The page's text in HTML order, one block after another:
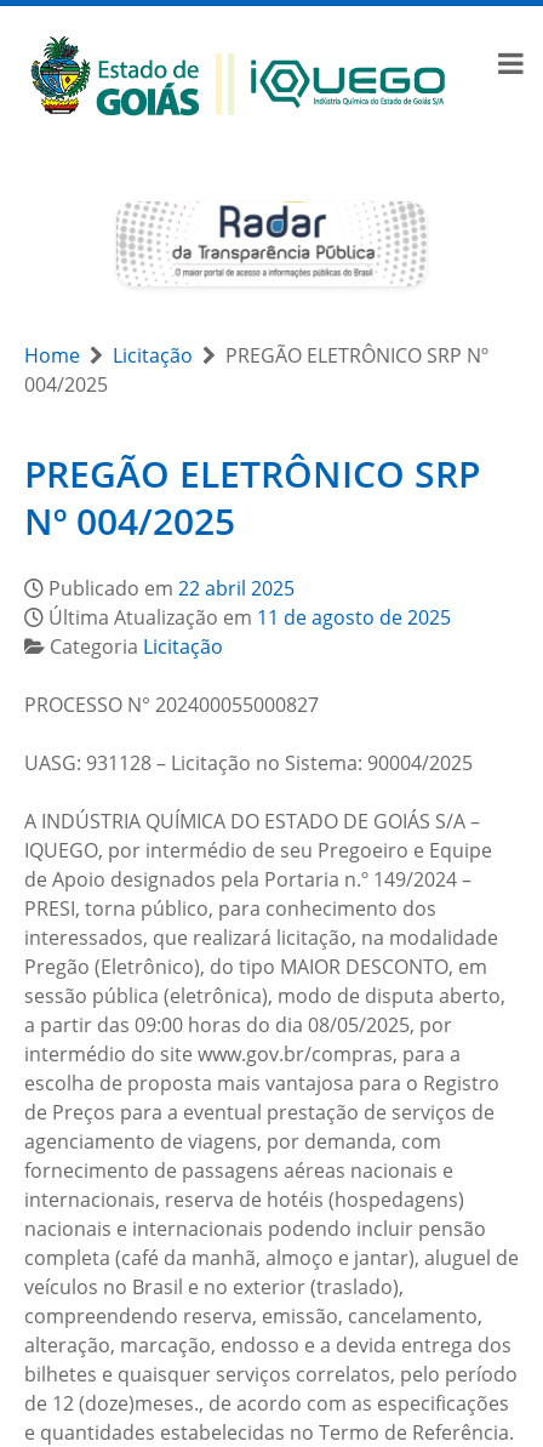
Home Licitação
PREGÃO ELETRÔNICO SRP Nº
004/2025
PREGÃO ELETRÔNICO SRP
Nº 004/2025
Publicado em 22 abril 2025
Última Atualização em 11 de agosto de 2025
Categoria Licitação
PROCESSO N° 202400055000827
UASG: 931128 – Licitação no Sistema: 90004/2025
A INDÚSTRIA QUÍMICA DO ESTADO DE GOIÁS S/A –
IQUEGO, por intermédio de seu Pregoeiro e Equipe
de Apoio designados pela Portaria n.º 149/2024 –
PRESI, torna público, para conhecimento dos
interessados, que realizará licitação, na modalidade
Pregão (Eletrônico), do tipo MAIOR DESCONTO, em
sessão pública (eletrônica), modo de disputa aberto,
a partir das 09:00 horas do dia 08/05/2025, por
intermédio do site www.gov.br/compras, para a
escolha de proposta mais vantajosa para o Registro
de Preços para a eventual prestação de serviços de
agenciamento de viagens, por demanda, com
fornecimento de passagens aéreas nacionais e
internacionais, reserva de hotéis (hospedagens)
nacionais e internacionais podendo incluir pensão
completa (café da manhã, almoço e jantar), aluguel de
veículos no Brasil e no exterior (traslado),
compreendendo reserva, emissão, cancelamento,
alteração, marcação, endosso e a devida entrega dos
bilhetes e quaisquer serviços correlatos, pelo período
de 12 (doze)meses., de acordo com as especificações
e quantidades estabelecidas no Termo de Referência.